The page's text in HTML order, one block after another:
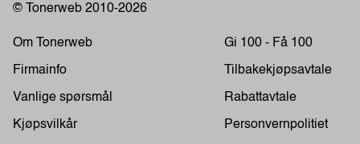
© Tonerweb 2010-2026
Om Tonerweb
Firmainfo
Vanlige spørsmål
Kjøpsvilkår
Gi 100 - Få 100
Tilbakekjøpsavtale
Rabattavtale
Personvernpolitiet